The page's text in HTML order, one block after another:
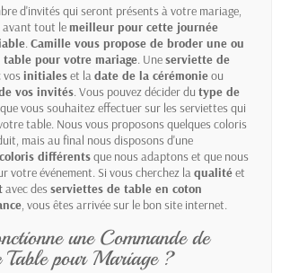
d'invités qui seront présents à votre mariage,
avant tout le meilleur pour cette journée
.Camille vous propose de broder une ou
pour votre mariage. Uneserviette de
vos initialeset ladate de la cérémonieou
vos invités. Vous pouvez décider du type de
que vous souhaitez effectuer sur les serviettes qui
table. Nous vous proposons quelques coloris
mais au final nous disposons d'une
différentsque nous adaptons et que nous
votre événement. Si vous cherchez laqualitéet
avec desserviettes de table en coton
, vous êtes arrivée sur le bon site internet.
une Commande de
Table pour Mariage ?